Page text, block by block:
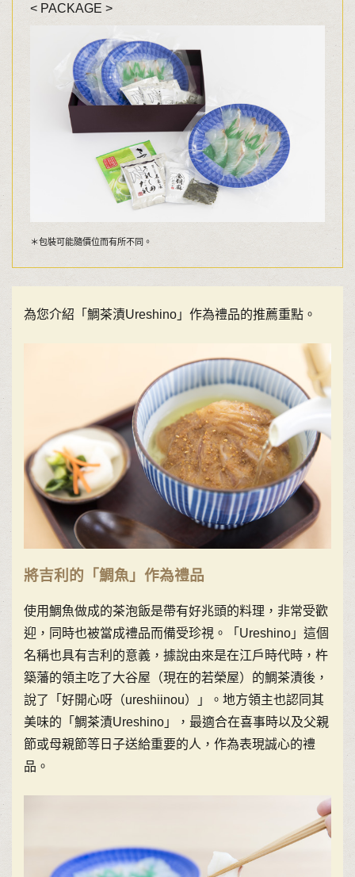
< PACKAGE >
＊包裝可能隨價位而有所不同。
為您介紹「鯛茶漬Ureshino」作為禮品的推薦重點。
將吉利的「鯛魚」作為禮品
使用鯛魚做成的茶泡飯是帶有好兆頭的料理，非常受歡
迎，同時也被當成禮品而備受珍視。「Ureshino」這個
名稱也具有吉利的意義，據說由來是在江戶時代時，杵
築藩的領主吃了大谷屋（現在的若榮屋）的鯛茶漬後，
說了「好開心呀（ureshiinou）」。地方領主也認同其
美味的「鯛茶漬Ureshino」，最適合在喜事時以及父親
節或母親節等日子送給重要的人，作為表現誠心的禮
品。